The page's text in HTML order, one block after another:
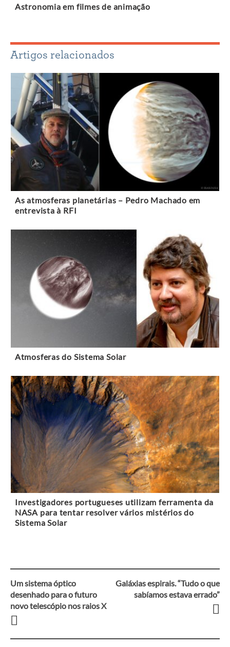
Astronomia em filmes de animação
Artigos relacionados
As atmosferas planetárias – Pedro Machado em
entrevista à RFI
Atmosferas do Sistema Solar
Investigadores portugueses utilizam ferramenta da
NASA para tentar resolver vários mistérios do
Sistema Solar
Navegação
entre
Um sistema óptico
desenhado para o futuro
novo telescópio nos raios X
Galáxias espirais. “Tudo o que
sabíamos estava errado”